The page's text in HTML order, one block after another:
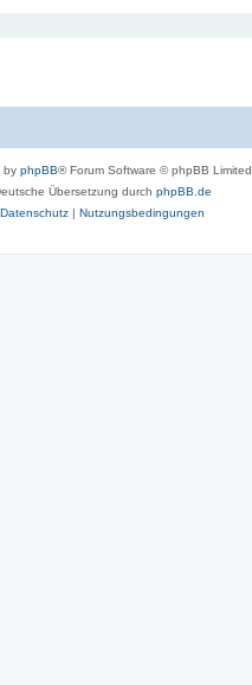
by phpBB® Forum Software © phpBB Limited
Übersetzung durch phpBB.de
Datenschutz| Nutzungsbedingungen